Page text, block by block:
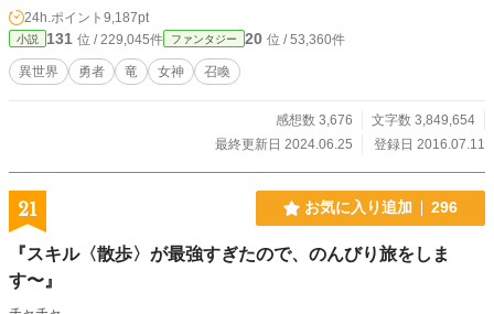
24h.ポイント 9,187pt
小説 131 位 / 229,045件 ファンタジー 20 位 / 53,360件
異世界 勇者 竜 女神 召喚
感想数 3,676
文字数 3,849,654
最終更新日 2024.06.25
登録日 2016.07.11
21 お気に入り追加 296
『スキル〈散歩〉が最強すぎたので、のんびり旅をしま
す〜』